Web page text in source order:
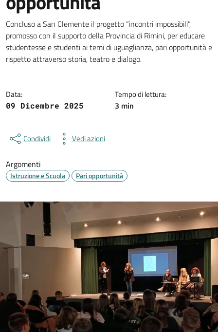
Dettagli della notizia
Concluso a San Clemente il progetto “incontri impossibili”,
promosso con il supporto della Provincia di Rimini, per educare
studentesse e studenti ai temi di uguaglianza, pari opportunità e
rispetto attraverso storia, teatro e dialogo.
Data:
09 Dicembre 2025
Tempo di lettura:
3 min
Condividi Vedi azioni
Argomenti
Istruzione e Scuola Pari opportunità